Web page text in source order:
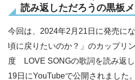
読み返しただろうの黒板
今回は、2024年2月21日に発売に
頃に戻りたいのか？」のカップリ
度 LOVE SONGの歌詞を読み返
19日にYouTubeで公開されました。